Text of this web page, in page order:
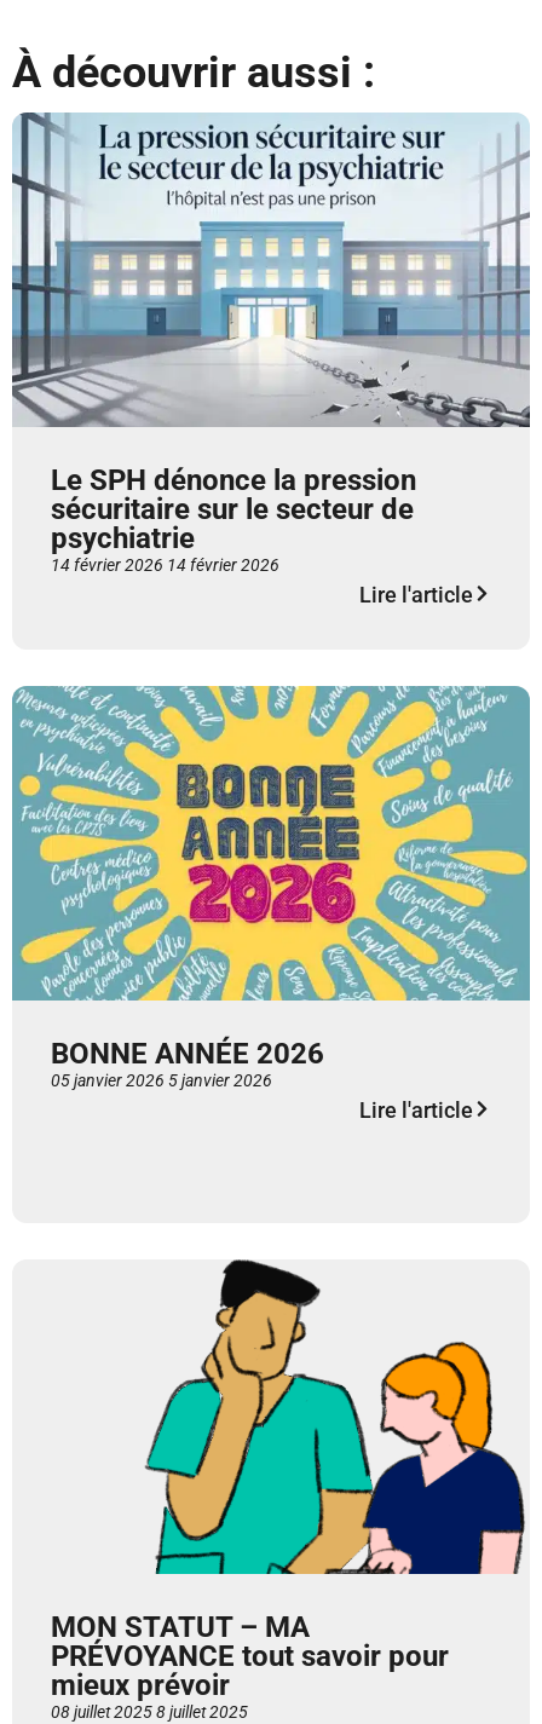
À découvrir aussi :
Le SPH dénonce la pression
sécuritaire sur le secteur de
psychiatrie
14 février 2026 14 février 2026
Lire l'article
BONNE ANNÉE 2026
05 janvier 2026 5 janvier 2026
Lire l'article
MON STATUT – MA
PRÉVOYANCE tout savoir pour
mieux prévoir
08 juillet 20258 juillet 2025